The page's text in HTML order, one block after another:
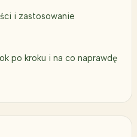
i zastosowanie
po kroku i na co naprawdę